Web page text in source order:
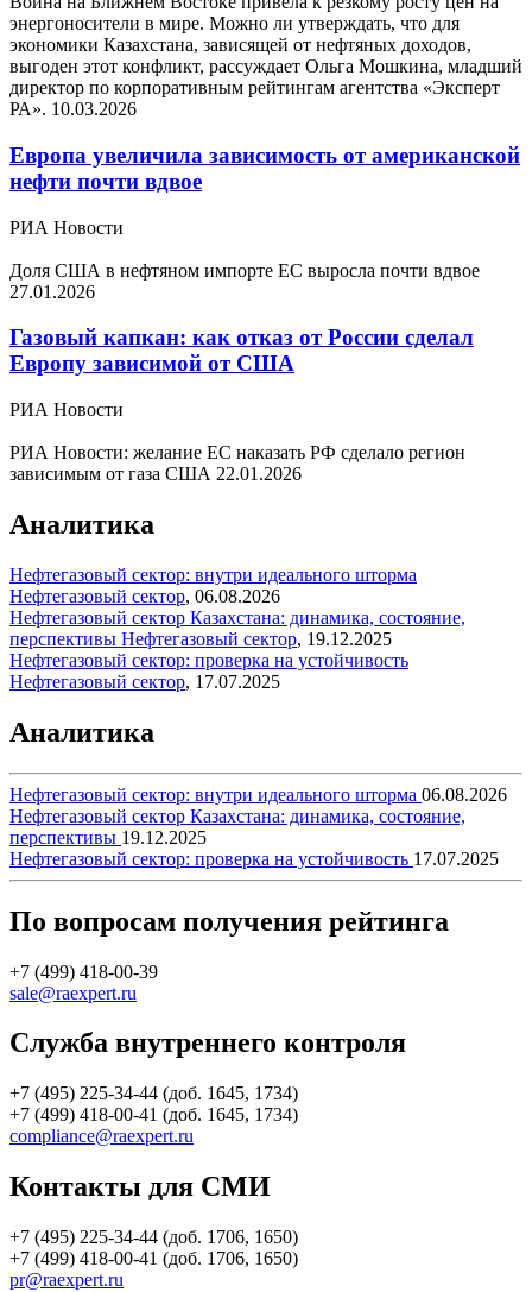
энергоносители в мире. Можно ли утверждать, что для
экономики Казахстана, зависящей от нефтяных доходов,
выгоден этот конфликт, рассуждает Ольга Мошкина, младший
директор по корпоративным рейтингам агентства «Эксперт
РА». 10.03.2026
Европа увеличила зависимость от американской
нефти почти вдвое
РИА Новости
Доля США в нефтяном импорте ЕС выросла почти вдвое
27.01.2026
Газовый капкан: как отказ от России сделал
Европу зависимой от США
РИА Новости
РИА Новости: желание ЕС наказать РФ сделало регион
зависимым от газа США 22.01.2026
Аналитика
Нефтегазовый сектор: внутри идеального шторма
Нефтегазовый сектор, 06.08.2026
Нефтегазовый сектор Казахстана: динамика, состояние,
перспективы Нефтегазовый сектор, 19.12.2025
Нефтегазовый сектор: проверка на устойчивость
Нефтегазовый сектор, 17.07.2025
Аналитика
Нефтегазовый сектор: внутри идеального шторма 06.08.2026
Нефтегазовый сектор Казахстана: динамика, состояние,
перспективы 19.12.2025
Нефтегазовый сектор: проверка на устойчивость 17.07.2025
По вопросам получения рейтинга
+7 (499) 418-00-39
sale@raexpert.ru
Служба внутреннего контроля
+7 (495) 225-34-44 (доб. 1645, 1734)
+7 (499) 418-00-41 (доб. 1645, 1734)
compliance@raexpert.ru
Контакты для СМИ
+7 (495) 225-34-44 (доб. 1706, 1650)
+7 (499) 418-00-41 (доб. 1706, 1650)
pr@raexpert.ru